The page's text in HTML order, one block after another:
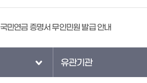
국민연금 증명서 무인민원 발급 안내
유관기관